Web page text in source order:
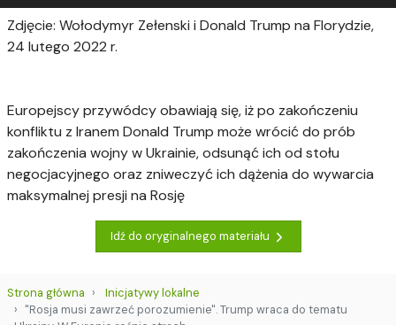
Zdjęcie: Wołodymyr Zełenski i Donald Trump na Florydzie,
24 lutego 2022 r.
Europejscy przywódcy obawiają się, iż po zakończeniu
konfliktu z Iranem Donald Trump może wrócić do prób
zakończenia wojny w Ukrainie, odsunąć ich od stołu
negocjacyjnego oraz zniweczyć ich dążenia do wywarcia
maksymalnej presji na Rosję
Idź do oryginalnego materiału
Strona główna
Inicjatywy lokalne
"Rosja musi zawrzeć porozumienie". Trump wraca do tematu